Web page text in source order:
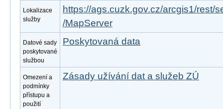
Lokalizace
služby
https://ags.cuzk.gov.cz/arcgis1/rest/
/MapServer
Datové sady
poskytované
službou
Poskytovaná data
Omezení a
podmínky
přístupu a
použití
Zásady užívání dat a služeb ZÚ